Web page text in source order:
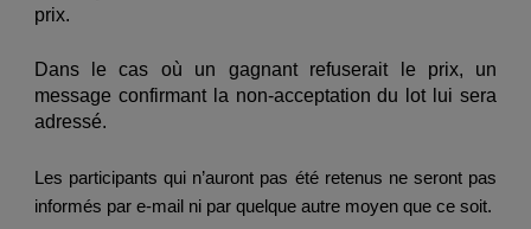
prix.
Dans le cas où un gagnant refuserait le prix, un
message confirmant la non-acceptation du lot lui sera
adressé.
Les participants qui n’auront pas été retenus ne seront pas
informés par e-mail ni par quelque autre moyen que ce soit.